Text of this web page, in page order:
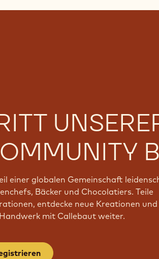
einer globalen Gemeinschaft
Bäcker und Chocolatiers. Teile
entdecke neue Kreationen
mit Callebaut weiter.